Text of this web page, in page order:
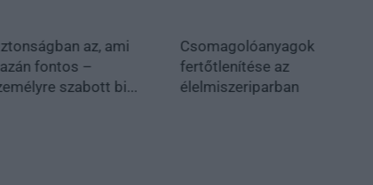
az, ami
fontos –
szabott bi...
Csomagolóanyagok
fertőtlenítése az
élelmiszeriparban